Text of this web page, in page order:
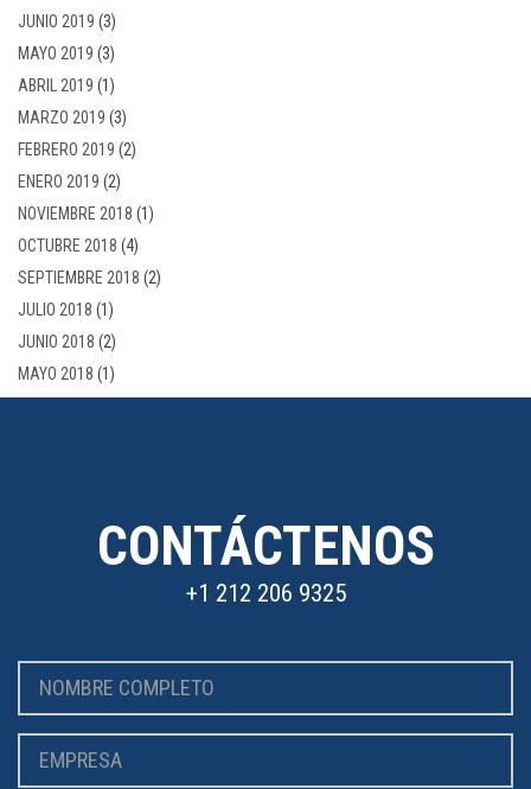
JUNIO 2019 (3)
MAYO 2019 (3)
ABRIL 2019 (1)
MARZO 2019 (3)
FEBRERO 2019 (2)
ENERO 2019 (2)
NOVIEMBRE 2018 (1)
OCTUBRE 2018 (4)
SEPTIEMBRE 2018 (2)
JULIO 2018 (1)
JUNIO 2018 (2)
MAYO 2018 (1)
CONTÁCTENOS
+1 212 206 9325